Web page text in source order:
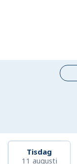
Tisdag
11 augusti